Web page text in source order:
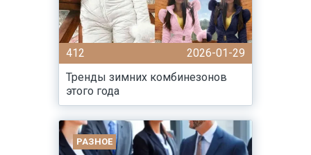
412
2026-01-29
Тренды зимних комбинезонов
этого года
РАЗНОЕ